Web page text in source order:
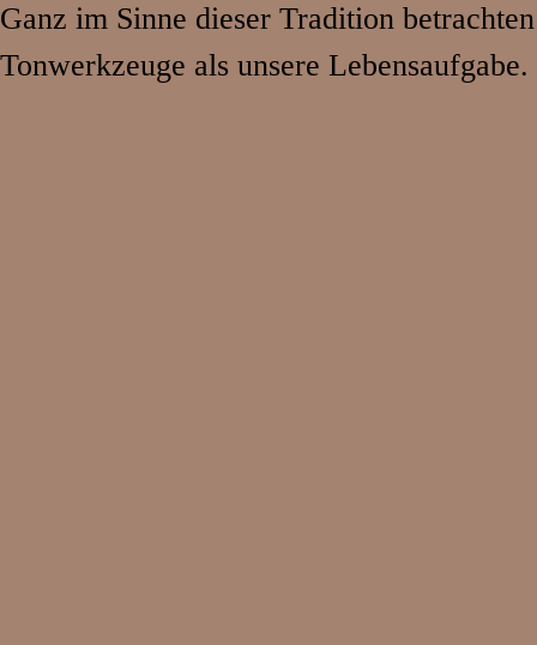
Ganz im Sinne dieser Tradition
Tonwerkzeuge als unsere Lebensaufgabe.